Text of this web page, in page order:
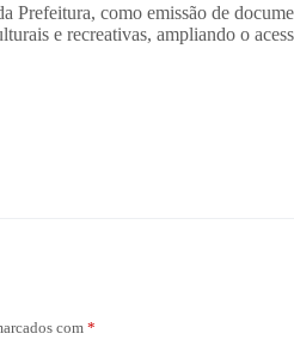
como emissão de
e recreativas, ampliando o
com *